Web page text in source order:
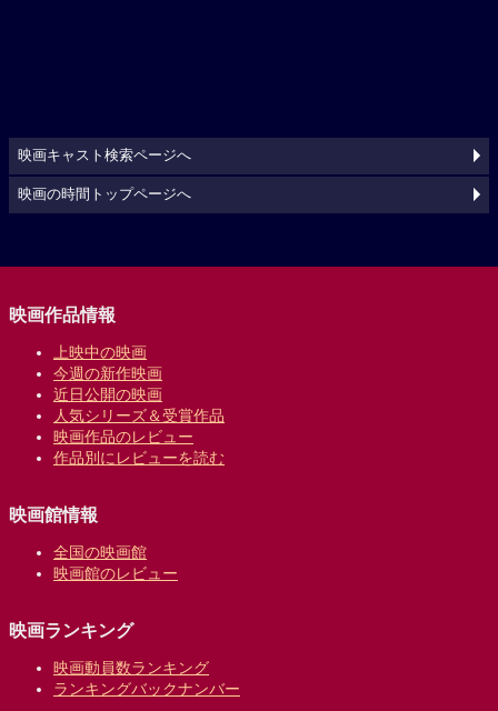
映画キャスト検索ページへ
映画の時間トップページへ
映画作品情報
上映中の映画
今週の新作映画
近日公開の映画
人気シリーズ＆受賞作品
映画作品のレビュー
作品別にレビューを読む
映画館情報
全国の映画館
映画館のレビュー
映画ランキング
映画動員数ランキング
ランキングバックナンバー